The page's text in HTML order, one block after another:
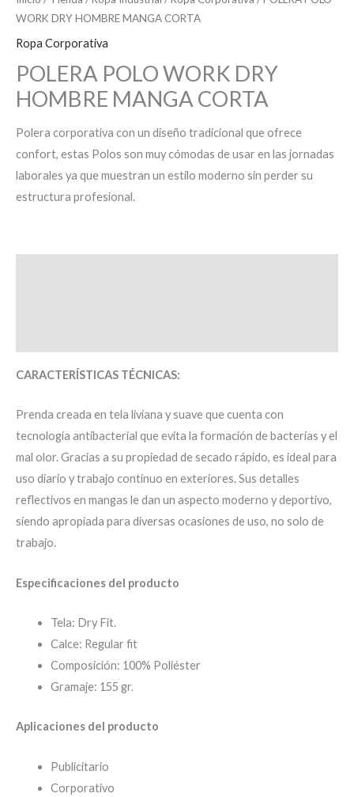
WORK DRY HOMBRE MANGA CORTA
Ropa Corporativa
POLERA POLO WORK DRY
HOMBRE MANGA CORTA
Polera corporativa con un diseño tradicional que ofrece
confort, estas Polos son muy cómodas de usar en las jornadas
laborales ya que muestran un estilo moderno sin perder su
estructura profesional.
CARACTERÍSTICAS TÉCNICAS:
Prenda creada en tela liviana y suave que cuenta con
tecnología antibacterial que evita la formación de bacterias y el
mal olor. Gracias a su propiedad de secado rápido, es ideal para
uso diario y trabajo continuo en exteriores. Sus detalles
reflectivos en mangas le dan un aspecto moderno y deportivo,
siendo apropiada para diversas ocasiones de uso, no solo de
trabajo.
Especificaciones del producto
Tela: Dry Fit.
Calce: Regular fit
Composición: 100% Poliéster
Gramaje: 155 gr.
Aplicaciones del producto
Publicitario
Corporativo